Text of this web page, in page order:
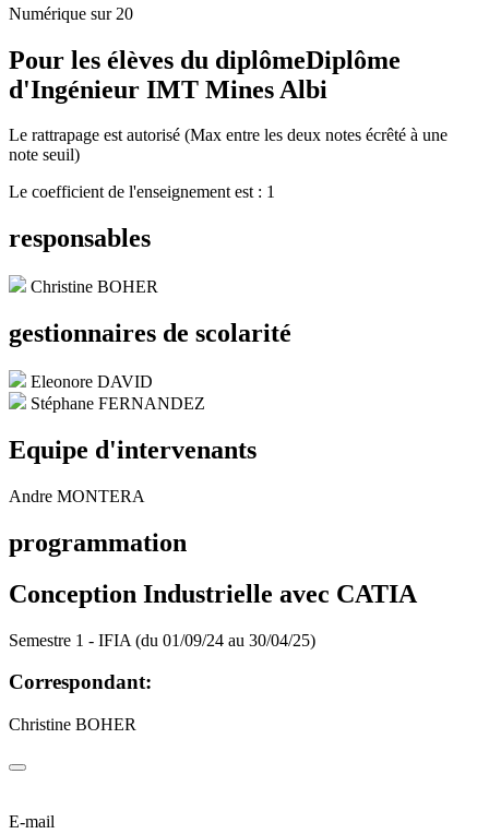
Numérique sur 20
Pour les élèves du diplômeDiplôme
d'Ingénieur IMT Mines Albi
Le rattrapage est autorisé (Max entre les deux notes écrêté à une
note seuil)
Le coefficient de l'enseignement est : 1
responsables
Christine BOHER
gestionnaires de scolarité
Eleonore DAVID
Stéphane FERNANDEZ
Equipe d'intervenants
Andre MONTERA
programmation
Conception Industrielle avec CATIA
Semestre 1 - IFIA (du 01/09/24 au 30/04/25)
Correspondant:
Christine BOHER
E-mail